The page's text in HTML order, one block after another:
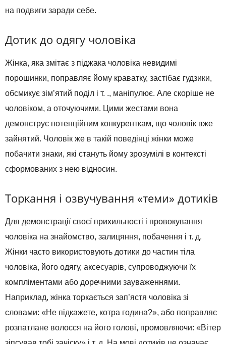
на подвиги заради себе.
Дотик до одягу чоловіка
Жінка, яка змітає з піджака чоловіка невидимі
порошинки, поправляє йому краватку, застібає гудзики,
обсмикує зім’ятий поділ і т. ., маніпулює. Але скоріше не
чоловіком, а оточуючими. Цими жестами вона
демонструє потенційним конкуренткам, що чоловік вже
зайнятий. Чоловік же в такій поведінці жінки може
побачити знаки, які стануть йому зрозумілі в контексті
сформованих з нею відносин.
Торкання і озвучування «теми» дотиків
Для демонстрації своєї прихильності і провокування
чоловіка на знайомство, залицяння, побачення і т. д.
Жінки часто використовують дотики до частин тіла
чоловіка, його одягу, аксесуарів, супроводжуючи їх
компліментами або доречними зауваженнями.
Наприклад, жінка торкається зап’ястя чоловіка зі
словами: «Не підкажете, котра година?», або поправляє
розпатлане волосся на його голові, промовляючи: «Вітер